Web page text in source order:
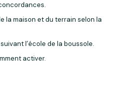
la maison et du terrain selon la
l’école de la boussole.
activer.